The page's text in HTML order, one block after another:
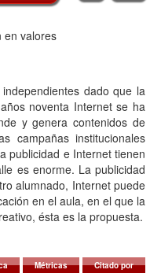
en valores
dado que la
noventa Internet se ha
y genera contenidos de
campañas institucionales
publicidad e Internet tienen
es enorme. La publicidad
alumnado, Internet puede
en el aula, en el que la
ésta es la propuesta.
Métricas Citado por